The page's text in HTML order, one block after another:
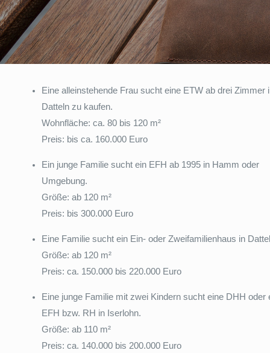
Eine alleinstehende Frau sucht eine ETW ab drei Zimmer
Datteln zu kaufen.
Wohnfläche: ca. 80 bis 120 m²
Preis: bis ca. 160.000 Euro
Ein junge Familie sucht ein EFH ab 1995 in Hamm oder
Umgebung.
Größe: ab 120 m²
Preis: bis 300.000 Euro
Eine Familie sucht ein Ein- oder Zweifamilienhaus in
Größe: ab 120 m²
Preis: ca. 150.000 bis 220.000 Euro
Eine junge Familie mit zwei Kindern sucht eine DHH oder
EFH bzw. RH in Iserlohn.
Größe: ab 110 m²
Preis: ca. 140.000 bis 200.000 Euro